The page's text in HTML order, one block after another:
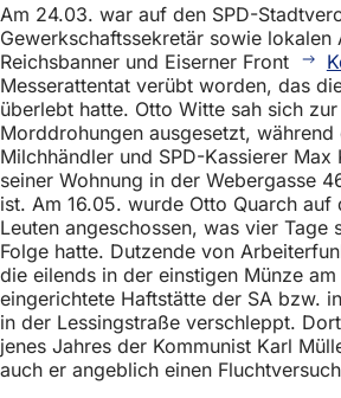
Am 24.03. war auf den SPD-
Gewerkschaftssekretär sowie lokalen
Reichsbanner und Eiserner Front
Messerattentat verübt worden, das
überlebt hatte. Otto Witte sah sich
Morddrohungen ausgesetzt,
Milchhändler und SPD-Kassierer
seiner Wohnung in der Webergasse
ist. Am 16.05. wurde Otto Quarch auf
Leuten angeschossen, was vier Tage
Folge hatte. Dutzende von
die eilends in der einstigen Münze am
eingerichtete Haftstätte der SA bzw.
in der Lessingstraße verschleppt.
jenes Jahres der Kommunist Karl
auch er angeblich einen